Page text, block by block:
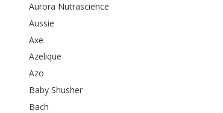
Aurora Nutrascience
Aussie
Axe
Azelique
Azo
Baby Shusher
Bach